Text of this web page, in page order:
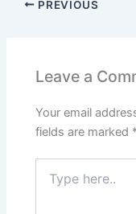
PREVIOUS
Leave a
Your email
fields are marked
here..